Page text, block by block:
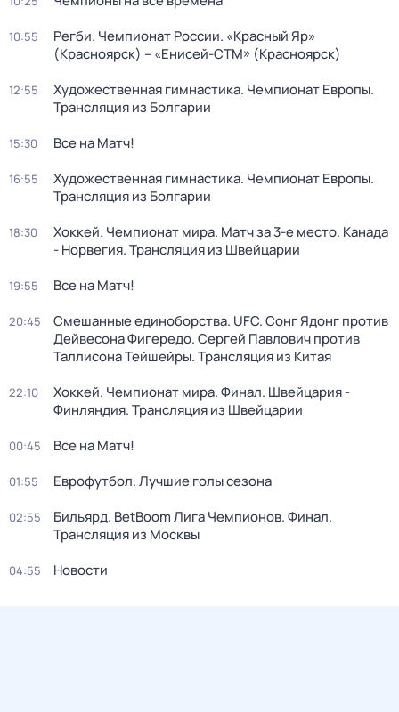
10:55
Регби. Чемпионат России. «Красный Яр»
(Красноярск) – «Енисей-СТМ» (Красноярск)
12:55
Художественная гимнастика. Чемпионат Европы.
Трансляция из Болгарии
15:30 Все на Матч!
16:55
Художественная гимнастика. Чемпионат Европы.
Трансляция из Болгарии
18:30
Хоккей. Чемпионат мира. Матч за 3-е место. Канада
- Норвегия. Трансляция из Швейцарии
19:55 Все на Матч!
20:45
Смешанные единоборства. UFC. Сонг Ядонг против
Дейвесона Фигередо. Сергей Павлович против
Таллисона Тейшейры. Трансляция из Китая
22:10
Хоккей. Чемпионат мира. Финал. Швейцария -
Финляндия. Трансляция из Швейцарии
00:45 Все на Матч!
01:55 Еврофутбол. Лучшие голы сезона
02:55
Бильярд. BetBoom Лига Чемпионов. Финал.
Трансляция из Москвы
04:55 Новости